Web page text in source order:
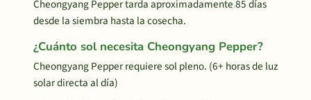
Cheongyang Pepper tarda aproximadamente 85 días
desde la siembra hasta la cosecha.
¿Cuánto sol necesita Cheongyang Pepper?
Cheongyang Pepper requiere sol pleno. (6+ horas de luz
solar directa al día)